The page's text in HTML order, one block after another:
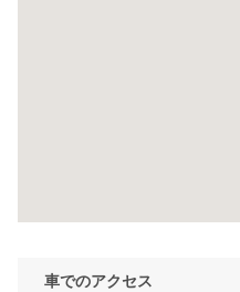
車でのアクセス